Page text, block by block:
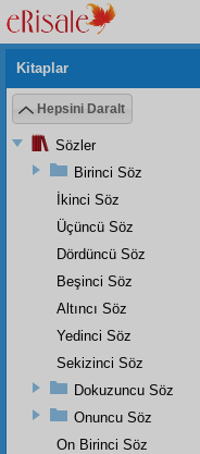
Kitaplar
Hepsini Daralt
Sözler
Birinci Söz
İkinci Söz
Üçüncü Söz
Dördüncü Söz
Beşinci Söz
Altıncı Söz
Yedinci Söz
Sekizinci Söz
Dokuzuncu Söz
Onuncu Söz
On Birinci Söz